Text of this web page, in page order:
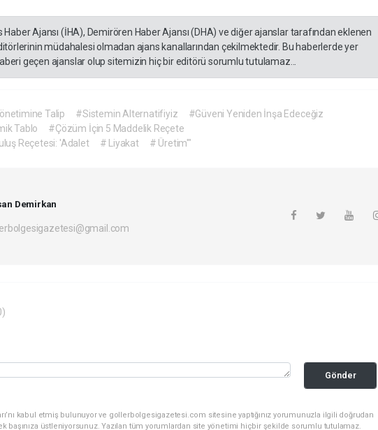
Haber Ajansı (İHA), Demirören Haber Ajansı (DHA) ve diğer ajanslar tarafından eklenen
müdahalesi olmadan ajans kanallarından çekilmektedir. Bu haberlerde yer
geçen ajanslar olup sitemizin hiç bir editörü sorumlu tutulamaz...
Talip #Sistemin Alternatifiyiz
#Güveni Yeniden İnşa Edeceğiz
Tablo
#Çözüm İçin 5 Maddelik Reçete
Reçetesi: 'Adalet
# Liyakat # Üretim'"
Demirkan
Gönder
kabul etmiş bulunuyor ve gollerbolgesigazetesi.com sitesine yaptığınız yorumunuzla ilgili doğrudan
başınıza üstleniyorsunuz. Yazılan tüm yorumlardan site yönetimi hiçbir şekilde sorumlu tutulamaz.